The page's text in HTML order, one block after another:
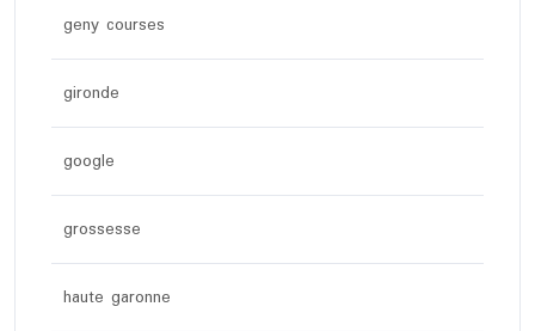
geny courses
gironde
google
grossesse
haute garonne